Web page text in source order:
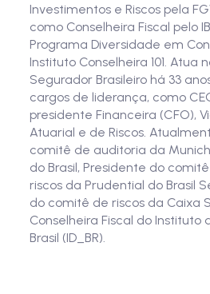
Investimentos e Riscos pela
como Conselheira Fiscal pelo
Programa Diversidade em
Instituto Conselheira 101. Atua
Segurador Brasileiro há 33
cargos de liderança, como
presidente Financeira (CFO),
Atuarial e de Riscos.
comitê de auditoria da
do Brasil, Presidente do
riscos da Prudential do Brasil
do comitê de riscos da Caixa
Conselheira Fiscal do
Brasil (ID_BR).